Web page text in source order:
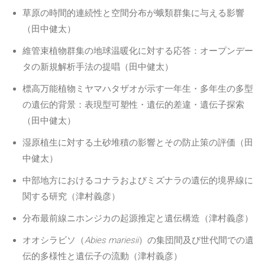
草原の時間的連続性と空間分布が蛾類群集に与える影響
（田中健太）
維管束植物群集の地球温暖化に対する応答：オープンデー
タの新規解析手法の提唱（田中健太）
標高万能植物ミヤマハタザオが示す一年生・多年生の多型
の遺伝的背景：表現型可塑性・遺伝的差違・遺伝子探索
（田中健太）
湿原植生に対する土砂堆積の影響とその防止策の評価（田
中健太）
中部地方におけるコナラおよびミズナラの遺伝的境界線に
関する研究（津村義彦）
分布最前線ニホンジカの起源推定と遺伝構造（津村義彦）
オオシラビソ（Abies mariesii）の集団間及び世代間での遺
伝的多様性と遺伝子の流動（津村義彦）